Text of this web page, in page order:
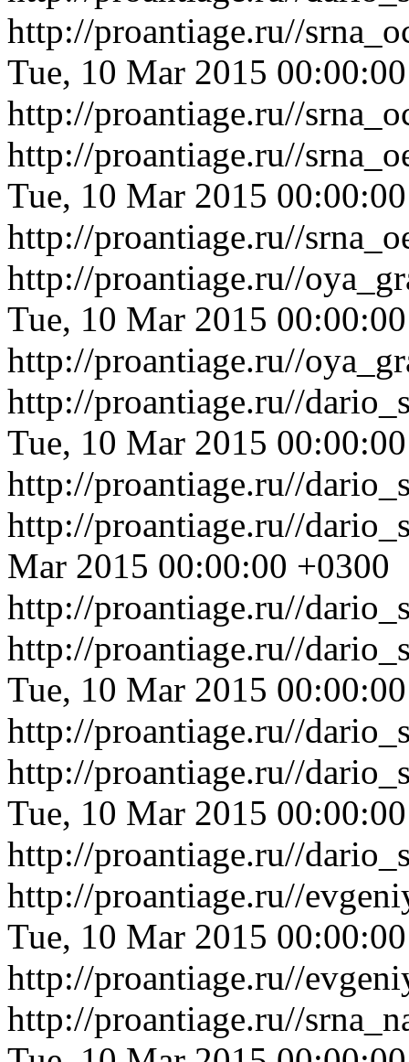
http://proantiage.ru//
Tue, 10 Mar 2015
http://proantiage.ru//
http://proantiage.ru//
Tue, 10 Mar 2015
http://proantiage.ru//
http://proantiage.ru//
Tue, 10 Mar 2015
http://proantiage.ru//
http://proantiage.ru//
Tue, 10 Mar 2015
http://proantiage.ru//
http://proantiage.ru//
Mar 2015 00:00:00 +0300
http://proantiage.ru//
http://proantiage.ru//
Tue, 10 Mar 2015
http://proantiage.ru//
http://proantiage.ru//
Tue, 10 Mar 2015
http://proantiage.ru//
http://proantiage.ru//
Tue, 10 Mar 2015
http://proantiage.ru//
http://proantiage.ru//